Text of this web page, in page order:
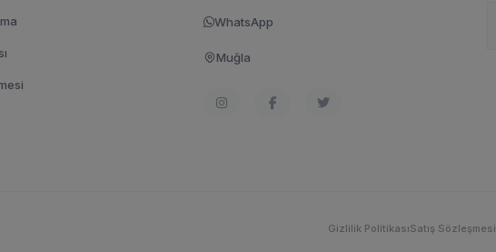
WhatsApp
Muğla
Gizlilik PolitikasıSatış Sözleşmesi